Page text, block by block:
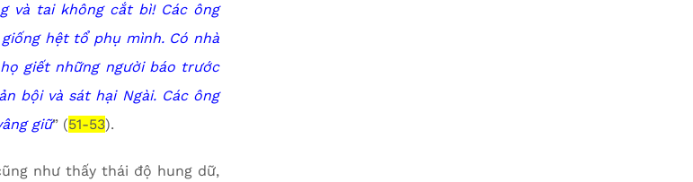
và tai không cắt bì! Các ông
hệt tổ phụ mình. Có nhà
giết những người báo trước
bội và sát hại Ngài. Các ông
giữ” (51-53).
như thấy thái độ hung dữ,